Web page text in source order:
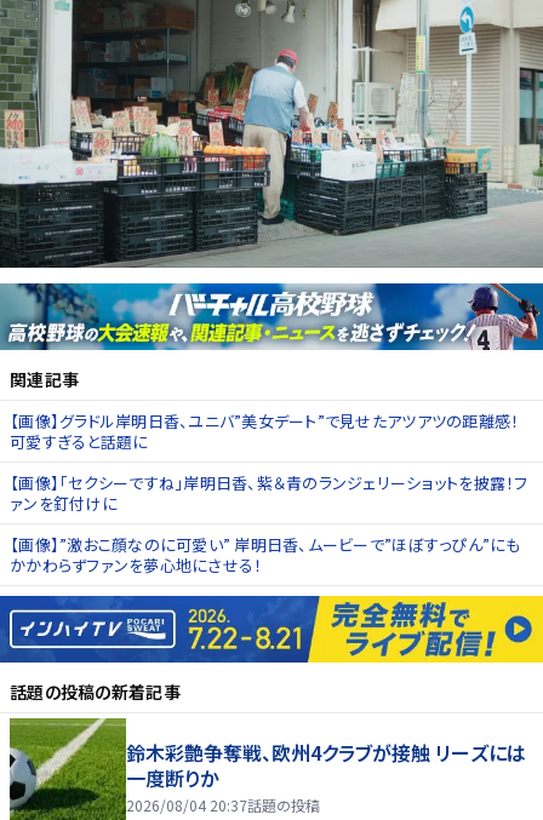
関連記事
【画像】グラドル岸明日香、ユニバ”美女デート”で見せたアツアツの距離感！
可愛すぎると話題に
【画像】「セクシーですね」岸明日香、紫＆青のランジェリーショットを披露！フ
ァンを釘付けに
【画像】”激おこ顔なのに可愛い” 岸明日香、ムービーで”ほぼすっぴん”にも
かかわらずファンを夢心地にさせる！
話題の投稿の新着記事
鈴木彩艶争奪戦、欧州4クラブが接触 リーズには
一度断りか
2026/08/04 20:37話題の投稿